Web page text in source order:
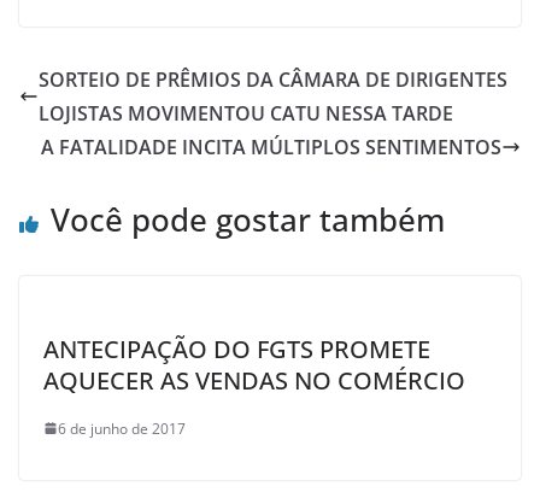
SORTEIO DE PRÊMIOS DA CÂMARA DE DIRIGENTES
LOJISTAS MOVIMENTOU CATU NESSA TARDE
A FATALIDADE INCITA MÚLTIPLOS SENTIMENTOS
Você pode gostar também
ANTECIPAÇÃO DO FGTS PROMETE
AQUECER AS VENDAS NO COMÉRCIO
6 de junho de 2017